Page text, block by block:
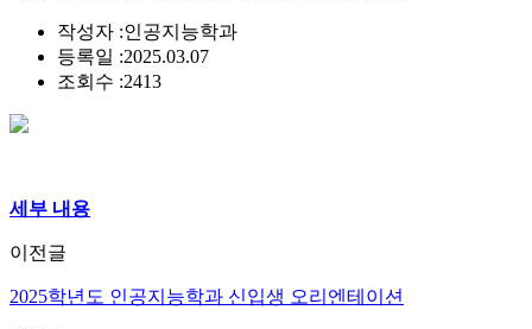
작성자 :인공지능학과
등록일 :2025.03.07
조회수 :2413
세부 내용
이전글
2025학년도 인공지능학과 신입생 오리엔테이션